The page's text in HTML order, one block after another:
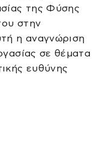
της Φύσης
στην
η αναγνώριση
σε θέματα
ευθύνης